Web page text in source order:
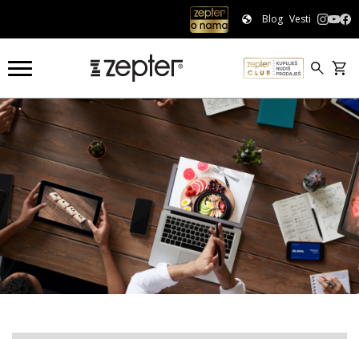
Blog Vesti